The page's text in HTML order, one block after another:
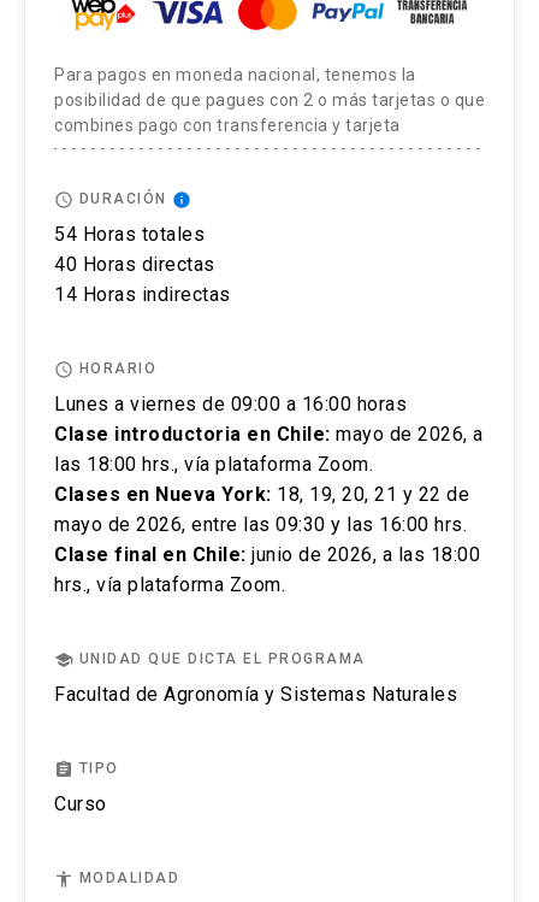
aprobación digital
otorgado por laPontificia
entregará una insignia digital.
discapacidad física, motriz, sensorial (visual o
proceso de postulación.
El postular no asegura el cupo, una vez inscrito o
completo de la actividad para estar matriculado.
No se tramitarán postulaciones incompletas.
https://educacioncontinua.uc.cl/pagos-y-
convenios/
Para pagos en moneda nacional, tenemos la
posibilidad de que pagues con 2 o más tarjetas o que
combines pago con transferencia y tarjeta
access_time DURACIÓN info
54 Horas totales
40 Horas directas
14 Horas indirectas
access_time HORARIO
Lunes a viernes de 09:00 a 16:00 horas
Clase introductoria en Chile: mayo de 2026, a
las 18:00 hrs., vía plataforma Zoom.
Clases en Nueva York: 18, 19, 20, 21 y 22 de
mayo de 2026, entre las 09:30 y las 16:00 hrs.
Clase final en Chile: junio de 2026, a las 18:00
hrs., vía plataforma Zoom.
school UNIDAD QUE DICTA EL PROGRAMA
Facultad de Agronomía y Sistemas Naturales
assignment TIPO
Curso
accessibility MODALIDAD